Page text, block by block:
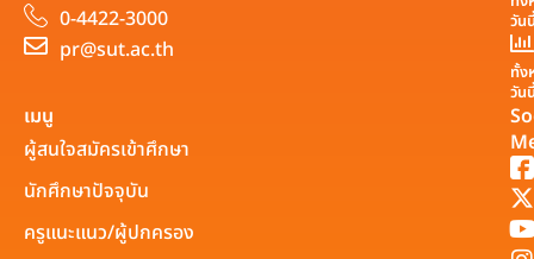
0-4422-3000
pr@sut.ac.th
วัน
ทั้ง
วัน
เมนู
ผู้สนใจสมัครเข้าศึกษา
นักศึกษาปัจจุบัน
ครูแนะแนว/ผู้ปกครอง